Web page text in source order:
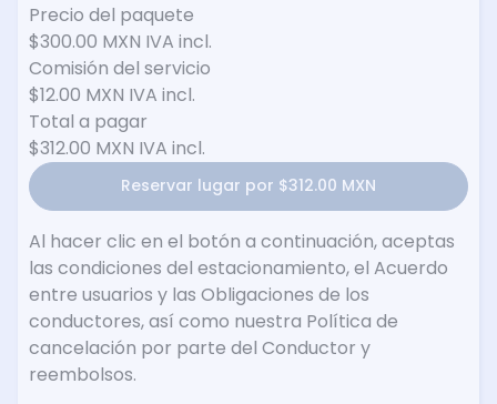
Precio del paquete
$300.00 MXN IVA incl.
Comisión del servicio
$12.00 MXN IVA incl.
Total a pagar
$312.00 MXN IVA incl.
Reservar lugar por $312.00 MXN
Al hacer clic en el botón a continuación, aceptas
las condiciones del estacionamiento, el Acuerdo
entre usuarios y las Obligaciones de los
conductores, así como nuestra Política de
cancelación por parte del Conductor y
reembolsos.